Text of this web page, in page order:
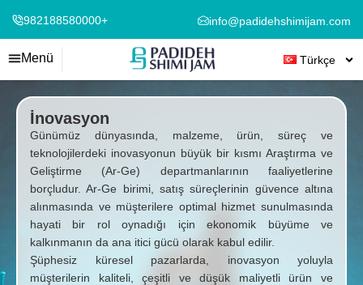
982188580000+ info@padidehshimijam.com
Menü Türkçe
İnovasyon
Günümüz dünyasında, malzeme, ürün, süreç ve
teknolojilerdeki inovasyonun büyük bir kısmı Araştırma ve
Geliştirme (Ar-Ge) departmanlarının faaliyetlerine
borçludur. Ar-Ge birimi, satış süreçlerinin güvence altına
alınmasında ve müşterilere optimal hizmet sunulmasında
hayati bir rol oynadığı için ekonomik büyüme ve
kalkınmanın da ana itici gücü olarak kabul edilir.
Şüphesiz küresel pazarlarda, inovasyon yoluyla
müşterilerin kaliteli, çeşitli ve düşük maliyetli ürün ve